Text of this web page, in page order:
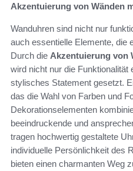
Akzentuierung von Wänden
Wanduhren sind nicht nur
auch essentielle Elemente, die
Durch die Akzentuierung von
wird nicht nur die Funktionalität
stylisches Statement gesetzt.
das die Wahl von Farben und
Dekorationselementen
beeindruckende und
tragen hochwertig gestaltete
individuelle Persönlichkeit des
bieten einen charmanten Weg